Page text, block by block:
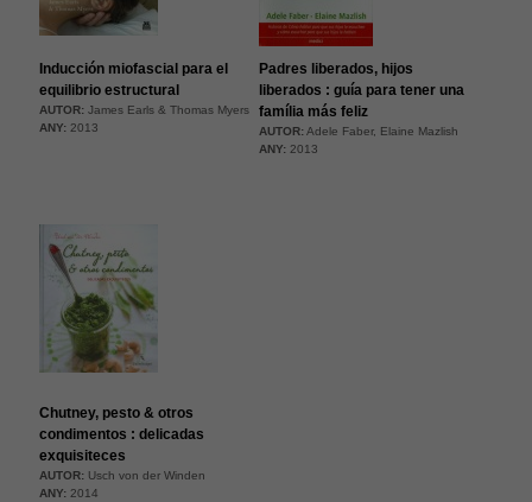
Inducción miofascial para el
equilibrio estructural
AUTOR:James Earls & Thomas Myers
ANY:2013
Padres liberados, hijos
liberados : guía para tener una
família más feliz
AUTOR:Adele Faber, Elaine Mazlish
ANY:2013
Chutney, pesto & otros
condimentos : delicadas
exquisiteces
AUTOR:Usch von der Winden
ANY:2014